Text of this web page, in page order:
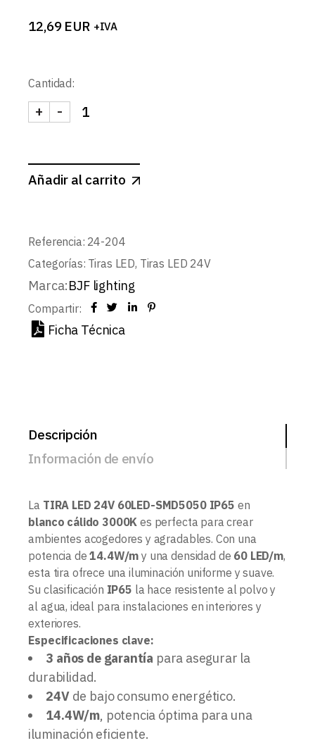
12,69 EUR +IVA
Cantidad:
TIRA 24V BASIC 14,4W/m 300LED/m SMD5050
-
+
Añadir al carrito
Referencia: 24-204
Categorías: Tiras LED, Tiras LED 24V
Marca:BJF lighting
Compartir:
Ficha Técnica
Descripción
Información de envío
La TIRA LED 24V 60LED-SMD5050 IP65 en
blanco cálido 3000K es perfecta para crear
ambientes acogedores y agradables. Con una
potencia de14.4W/m y una densidad de 60 LED/m,
esta tira ofrece una iluminación uniforme y suave.
Su clasificación IP65 la hace resistente al polvo y
al agua, ideal para instalaciones en interiores y
exteriores.
Especificaciones clave:
3 años de garantía para asegurar la
durabilidad.
24Vde bajo consumo energético.
14.4W/m, potencia óptima para una
iluminación eficiente.